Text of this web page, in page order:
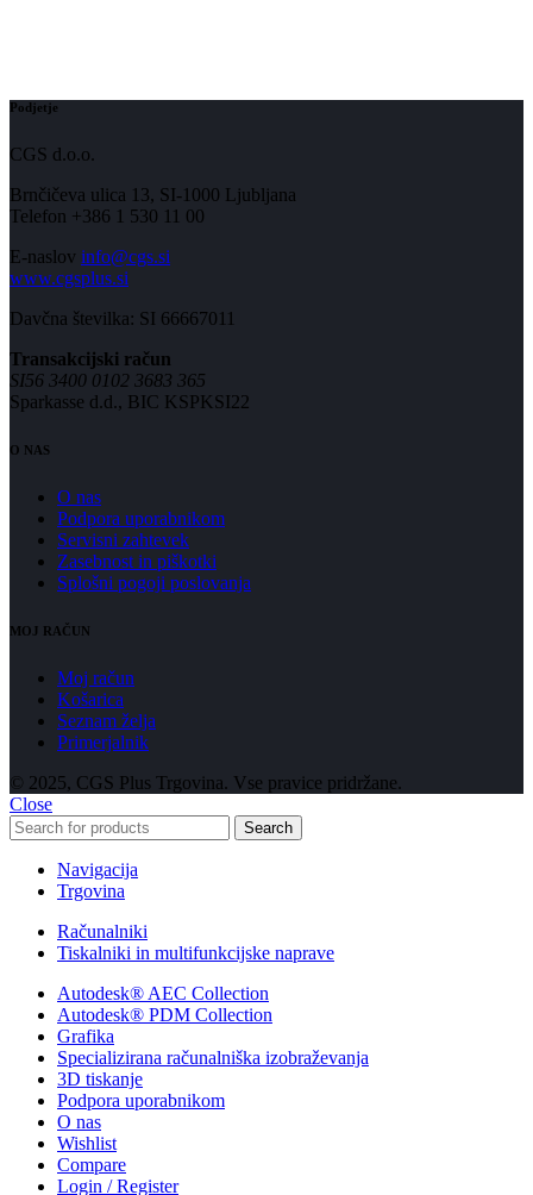
Podjetje
CGS d.o.o.
Brnčičeva ulica 13, SI-1000 Ljubljana
Telefon +386 1 530 11 00
E-naslov info@cgs.si
www.cgsplus.si
Davčna številka: SI 66667011
Transakcijski račun
SI56 3400 0102 3683 365
Sparkasse d.d., BIC KSPKSI22
O NAS
O nas
Podpora uporabnikom
Servisni zahtevek
Zasebnost in piškotki
Splošni pogoji poslovanja
MOJ RAČUN
Moj račun
Košarica
Seznam želja
Primerjalnik
© 2025, CGS Plus Trgovina. Vse pravice pridržane.
Close
Search
Navigacija
Trgovina
Računalniki
Tiskalniki in multifunkcijske naprave
Autodesk® AEC Collection
Autodesk® PDM Collection
Grafika
Specializirana računalniška izobraževanja
3D tiskanje
Podpora uporabnikom
O nas
Wishlist
Compare
Login / Register